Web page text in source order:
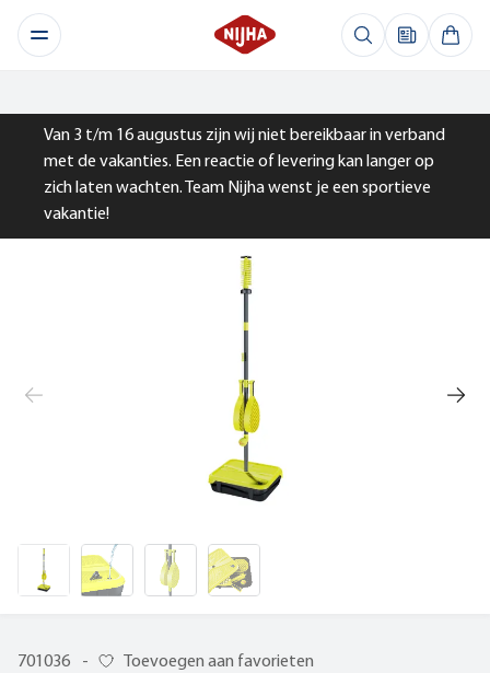
Van 3 t/m 16 augustus zijn wij niet bereikbaar in verband
met de vakanties. Een reactie of levering kan langer op
zich laten wachten. Team Nijha wenst je een sportieve
vakantie!
701036 - Toevoegen aan favorieten